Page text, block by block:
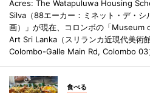
Acres: The Watapuluwa Housing
Silva（88エーカー：ミネット・デ・
画）」が現在、コロンボの「
Art Sri Lanka（スリランカ近現代美
Colombo-Galle Main Rd, Colombo 03
食べる